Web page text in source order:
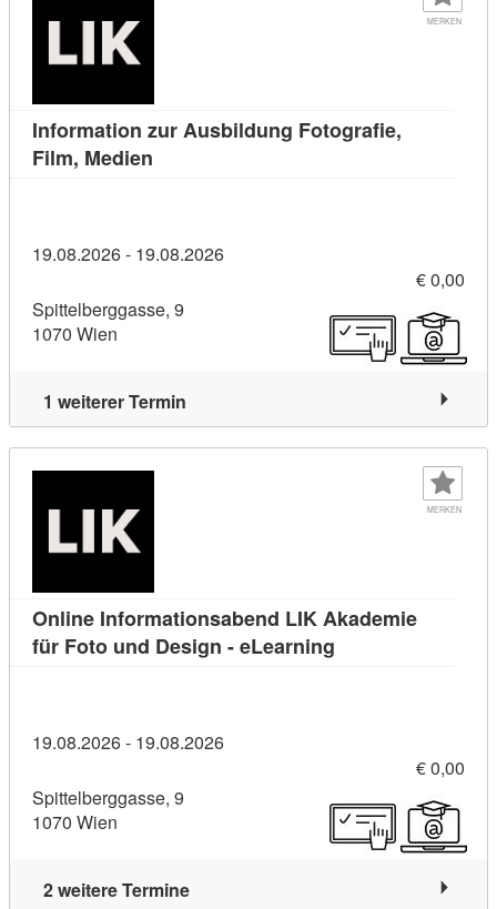
MERKEN
Information zur Ausbildung Fotografie,
Film, Medien
19.08.2026 - 19.08.2026
€ 0,00
Spittelberggasse, 9
1070 Wien
1 weiterer Termin
MERKEN
Online Informationsabend LIK Akademie
für Foto und Design - eLearning
19.08.2026 - 19.08.2026
€ 0,00
Spittelberggasse, 9
1070 Wien
2 weitere Termine